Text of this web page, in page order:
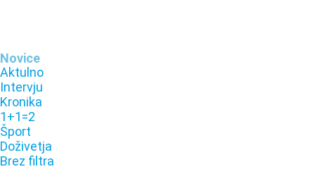
Novice
Aktulno
Intervju
Kronika
1+1=2
Šport
Doživetja
Brez filtra